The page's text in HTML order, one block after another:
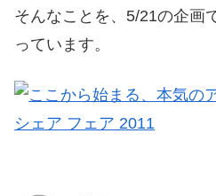
そんなことを、5/21の企画
っています。